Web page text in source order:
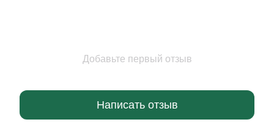
Добавьте первый отзыв
Написать отзыв